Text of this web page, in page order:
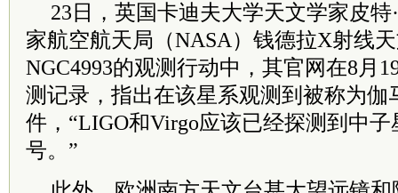
23日，英国卡迪夫大学天文学家皮
家航空航天局（NASA）钱德拉X射线
NGC4993的观测行动中，其官网在8月
测记录，指出在该星系观测到被称为伽
件，“LIGO和Virgo应该已经探测到中
号。”